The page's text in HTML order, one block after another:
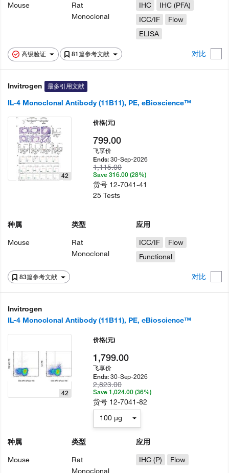
高级验证 81篇参考文献 对比
Mouse
Rat
Monoclonal
IHC
IHC (PFA)
ICC/IF
Flow
ELISA
Invitrogen 最多引用文献
IL-4 Monoclonal Antibody (11B11), PE, eBioscience™
83篇参考文献 对比
42
种属
Mouse
类型
Rat
Monoclonal
应用
ICC/IF
Flow
Functional
价格(元)
799.00
飞享价
Ends:30-Sep-2026
1,115.00
Save 316.00 (28%)
货号 12-7041-41
25 Tests
Invitrogen
IL-4 Monoclonal Antibody (11B11), PE, eBioscience™
42
种属
Mouse
类型
Rat
Monoclonal
应用
IHC (P)
Flow
价格(元)
1,799.00
飞享价
Ends:30-Sep-2026
2,823.00
Save 1,024.00 (36%)
货号 12-7041-82
100 µg